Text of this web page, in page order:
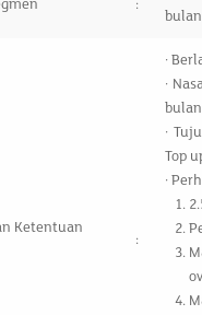
:
bulan
Ketentuan
:
·
·
·
Top
·